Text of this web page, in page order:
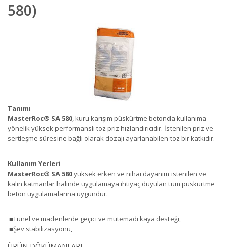
580)
Tanımı
MasterRoc® SA 580, kuru karışım püskürtme betonda kullanıma
yönelik yüksek performanslı toz priz hızlandırıcıdır. İstenilen priz ve
sertleşme süresine bağlı olarak dozajı ayarlanabilen toz bir katkıdır.
Kullanım Yerleri
MasterRoc® SA 580yüksek erken ve nihai dayanım istenilen ve
kalın katmanlar halinde uygulamaya ihtiyaç duyulan tüm püskürtme
beton uygulamalarına uygundur.
■Tünel ve madenlerde geçici ve mütemadi kaya desteği,
■Şev stabilizasyonu,